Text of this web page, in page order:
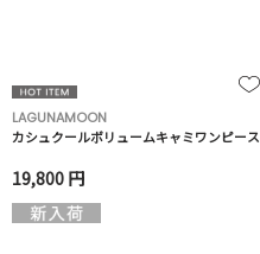
LAGUNAMOON
カシュクールボリュームキャミワンピース
19,800 円